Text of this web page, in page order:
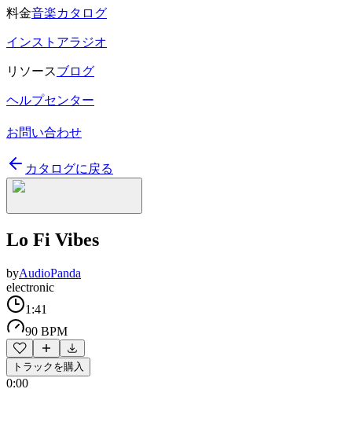
料金音楽カタログ
インストアラジオ
リソースブログ
ヘルプセンター
お問い合わせ
カタログに戻る
Lo Fi Vibes
byAudioPanda
electronic
1:41
90 BPM
トラックを購入
0:00